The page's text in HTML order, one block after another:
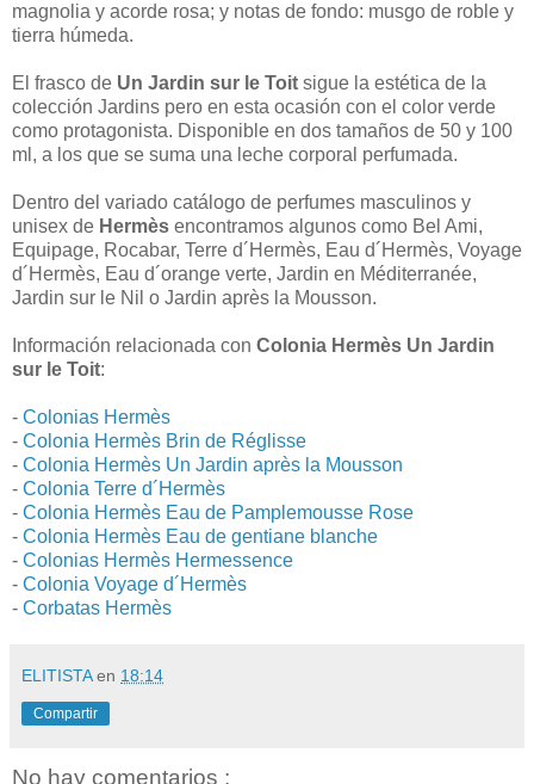
magnolia y acorde rosa; y notas de fondo: musgo de roble y
tierra húmeda.
El frasco de Un Jardin sur le Toit sigue la estética de la
colección Jardins pero en esta ocasión con el color verde
como protagonista. Disponible en dos tamaños de 50 y 100
ml, a los que se suma una leche corporal perfumada.
Dentro del variado catálogo de perfumes masculinos y
unisex de Hermès encontramos algunos como Bel Ami,
Equipage, Rocabar, Terre d´Hermès, Eau d´Hermès, Voyage
d´Hermès, Eau d´orange verte, Jardin en Méditerranée,
Jardin sur le Nil o Jardin après la Mousson.
Información relacionada con Colonia Hermès Un Jardin
sur le Toit:
- Colonias Hermès
- Colonia Hermès Brin de Réglisse
- Colonia Hermès Un Jardin après la Mousson
- Colonia Terre d´Hermès
- Colonia Hermès Eau de Pamplemousse Rose
- Colonia Hermès Eau de gentiane blanche
- Colonias Hermès Hermessence
- Colonia Voyage d´Hermès
- Corbatas Hermès
ELITISTAen 18:14
Compartir
No hay comentarios :